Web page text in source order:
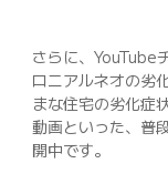
さらに、YouTube
ロニアルネオの劣
まな住宅の劣化症
動画といった、普
開中です。